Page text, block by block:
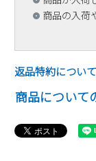
商品の入荷
返品特約について
商品について